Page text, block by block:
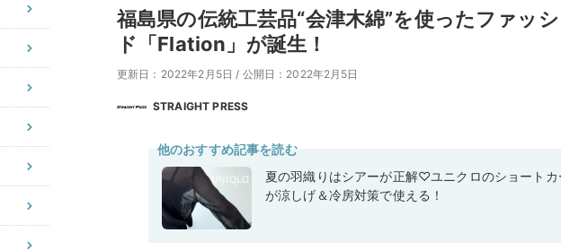
福島県の伝統工芸品“会津木綿”を使ったファッ
ド「Flation」が誕生！
更新日：2022年2月5日 / 公開日：2022年2月5日
STRAIGHT PRESS
他のおすすめ記事を読む
夏の羽織りはシアーが正解♡ユニクロのショートカ
が涼しげ＆冷房対策で使える！